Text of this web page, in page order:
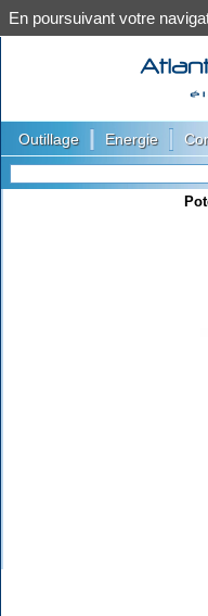
Outillage Energie
En poursuivant votre